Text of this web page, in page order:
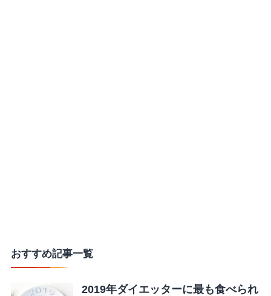
おすすめ記事一覧
2019年ダイエッターに最も食べられ